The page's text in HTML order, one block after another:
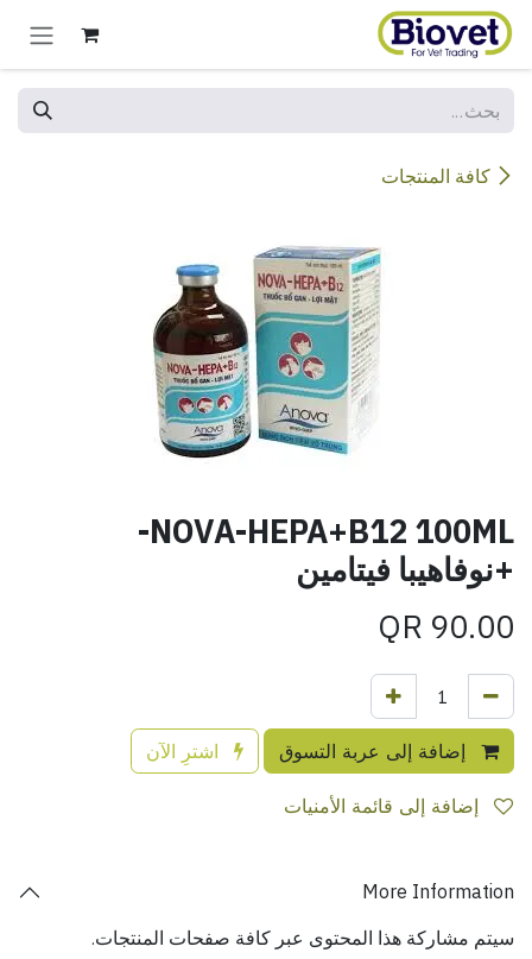
تخطي للذهاب إلى المحتوى
كافة المنتجات
NOVA-HEPA+B12 100ML-
+نوفاهيبا فيتامين
90.00
إضافة إلى عربة التسوق اشترِ الآن
More Information
سيتم مشاركة هذا المحتوى عبر كافة صفحات المنتجات.